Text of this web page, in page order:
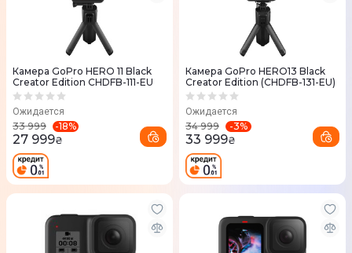
Камера GoPro HERO 11 Black
Creator Edition CHDFB-111-EU
Ожидается
33 999 -18%
27 999₴
Камера GoPro HERO13 Black
Creator Edition (CHDFB-131-EU)
Ожидается
34 999 -3%
33 999₴